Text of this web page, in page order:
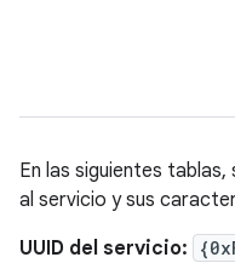
En las siguientes tablas,
al servicio y sus
UUID del servicio: